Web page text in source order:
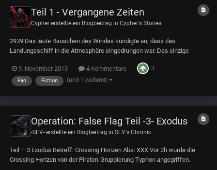
Teil 1 - Vergangene Zeiten
Cypher erstellte ein Blogbeitrag in Cypher's Stories
2939 Das laute Rauschen des Windes kündigte an, dass das
Landungsschiff in die Atmosphäre eingedrungen war. Das einzige
loses Teil was irgendwo in der Maschine ununterbrochen klapperte. Die
beiden im Cockpit eingeengten Piloten hatte...
9. November 2013 4 Kommentare 3
Fan Fiction (und 1 weiterer)
Operation: False Flag Teil -3- Exodus
-SEV- erstellte ein Blogbeitrag in SEV's Chronik
Teil – 3 Exodus Betreff: Crossing Horizen Abs: XXX Vor 2h wurde die
Crossing Horizen von der Piraten-Gruppierung Typhon angegriffen.